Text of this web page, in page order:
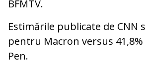
BFMTV.
Estimările publicate de CNN
pentru Macron versus
Pen.